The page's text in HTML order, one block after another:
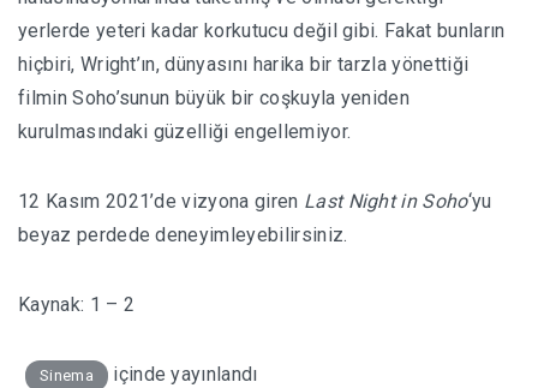
yerlerde yeteri kadar korkutucu değil gibi. Fakat bunların
hiçbiri, Wright’ın, dünyasını harika bir tarzla yönettiği
filmin Soho’sunun büyük bir coşkuyla yeniden
kurulmasındaki güzelliği engellemiyor.
12 Kasım 2021’de vizyona giren Last Night in Soho‘yu
beyaz perdede deneyimleyebilirsiniz.
Kaynak: 1 – 2
Sinema içinde yayınlandı